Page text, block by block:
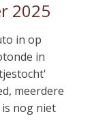
2025
in op
in
meerdere
nog niet